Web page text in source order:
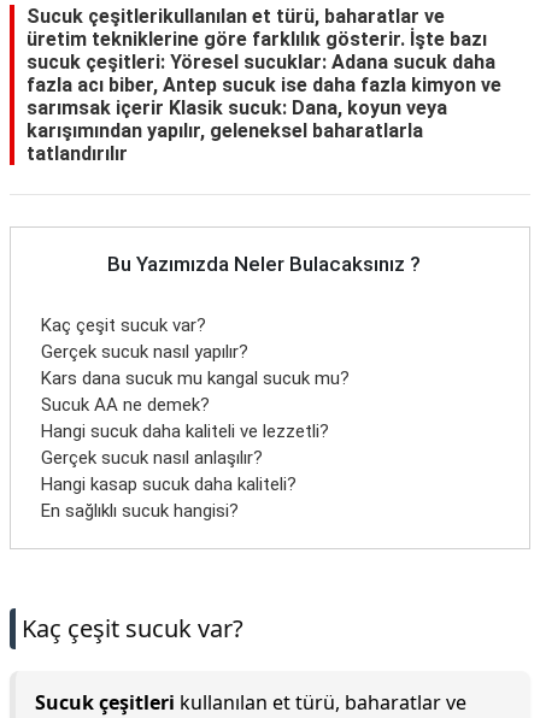
Yaşam
Hukuk
Blog
Sucuk çeşitlerikullanılan et türü, baharatlar ve
üretim tekniklerine göre farklılık gösterir. İşte bazı
sucuk çeşitleri: Yöresel sucuklar: Adana sucuk daha
fazla acı biber, Antep sucuk ise daha fazla kimyon ve
sarımsak içerir Klasik sucuk: Dana, koyun veya
karışımından yapılır, geleneksel baharatlarla
tatlandırılır
Bu Yazımızda Neler Bulacaksınız ?
Kaç çeşit sucuk var?
Gerçek sucuk nasıl yapılır?
Kars dana sucuk mu kangal sucuk mu?
Sucuk AA ne demek?
Hangi sucuk daha kaliteli ve lezzetli?
Gerçek sucuk nasıl anlaşılır?
Hangi kasap sucuk daha kaliteli?
En sağlıklı sucuk hangisi?
Kaç çeşit sucuk var?
Sucuk çeşitleri kullanılan et türü, baharatlar ve